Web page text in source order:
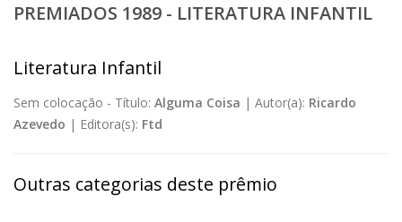
PREMIADOS 1989 - LITERATURA INFANTIL
Literatura Infantil
Sem colocação - Título: Alguma Coisa | Autor(a): Ricardo
Azevedo | Editora(s): Ftd
Outras categorias deste prêmio